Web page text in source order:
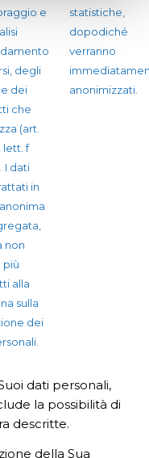
e
degli
dei
che
(art.
lett. f
I dati
in
non
più
alla
sulla
dei
statistiche,
dopodiché
verranno
anonimizzati.
dati personali,
la possibilità di
descritte.
della Sua